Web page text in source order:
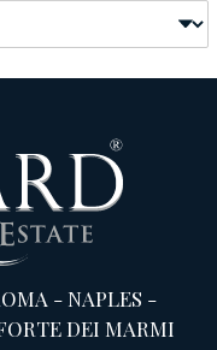
-NAPLES -
DEI MARMI